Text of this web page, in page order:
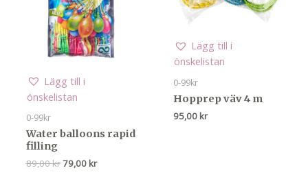
Lägg till i
önskelistan
0-99kr
Water balloons rapid
filling
89,00krDet
79,00 krDet
Lägg till i
önskelistan
0-99kr
Hopprep väv 4 m
95,00 kr